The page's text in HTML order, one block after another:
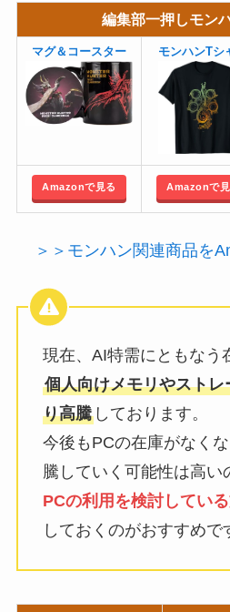
編集部一押しモン
マグ＆コースター モンハンTシ
Amazonで見る Amazonで見
＞＞モンハン関連商品を
現在、AI特需にともなう
個人向けメモリやスト
り高騰しております。
今後もPCの在庫がなく
騰していく可能性は高い
PCの利用を検討してい
しておくのがおすすめで